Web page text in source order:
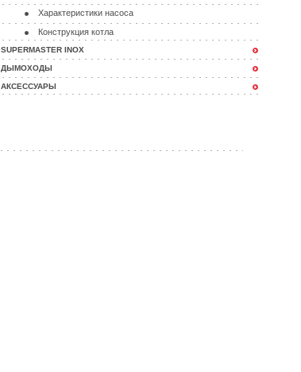
Характеристики насоса
Конструкция котла
SUPERMASTER INOX
ДЫМОХОДЫ
АКСЕССУАРЫ